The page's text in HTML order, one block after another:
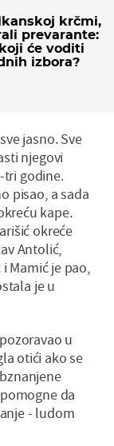
krčmi,
prevarante:
će voditi
izbora?
jasno. Sve
njegovi
tri godine.
pisao, a sada
kape.
okreće
Antolić,
Mamić je pao,
je u
u
otići ako se
da
- ludom